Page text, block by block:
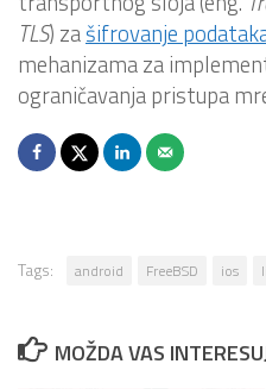
TLS) zašifrovanje
mehanizama za
ograničavanja pristupa
Tags: android FreeBSD ios
MOŽDA VAS